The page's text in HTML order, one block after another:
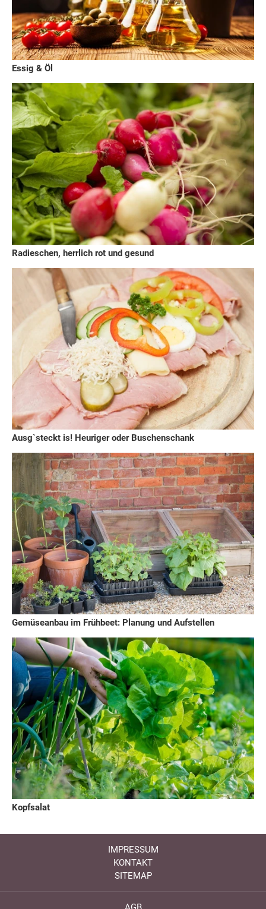
Essig & Öl
Radieschen, herrlich rot und gesund
Ausg`steckt is! Heuriger oder Buschenschank
Gemüseanbau im Frühbeet: Planung und Aufstellen
Kopfsalat
IMPRESSUM
KONTAKT
SITEMAP